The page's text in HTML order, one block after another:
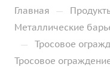
Главная —
Металлические
— Тросовое
Тросовое